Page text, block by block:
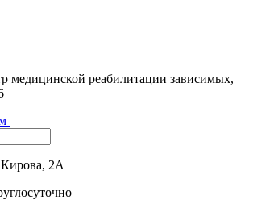
медицинской реабилитации зависимых,
2А